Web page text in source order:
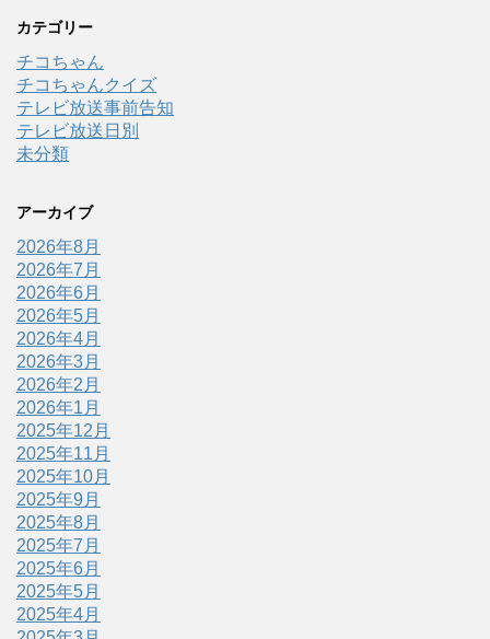
カテゴリー
チコちゃん
チコちゃんクイズ
テレビ放送事前告知
テレビ放送日別
未分類
アーカイブ
2026年8月
2026年7月
2026年6月
2026年5月
2026年4月
2026年3月
2026年2月
2026年1月
2025年12月
2025年11月
2025年10月
2025年9月
2025年8月
2025年7月
2025年6月
2025年5月
2025年4月